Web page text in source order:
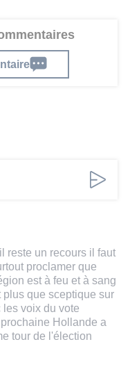
reste un recours il faut
proclamer que
est à feu et à sang
que sceptique sur
voix du vote
Hollande a
tour de l'élection